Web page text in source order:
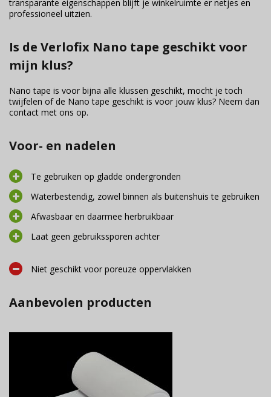
transparante eigenschappen blijft je winkelruimte er netjes en
professioneel uitzien.
Is de Verlofix Nano tape geschikt voor
mijn klus?
Nano tape is voor bijna alle klussen geschikt, mocht je toch
twijfelen of de Nano tape geschikt is voor jouw klus? Neem dan
contact met ons op.
Voor- en nadelen
Te gebruiken op gladde ondergronden
Waterbestendig, zowel binnen als buitenshuis te gebruiken
Afwasbaar en daarmee herbruikbaar
Laat geen gebruikssporen achter
Niet geschikt voor poreuze oppervlakken
Aanbevolen producten